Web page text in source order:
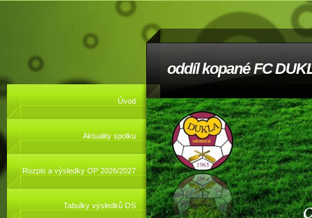
oddíl kopané FC
Úvod
Aktuality spolku
Rozpis a výsledky OP 2026/2027
Tabulky výsledků OS